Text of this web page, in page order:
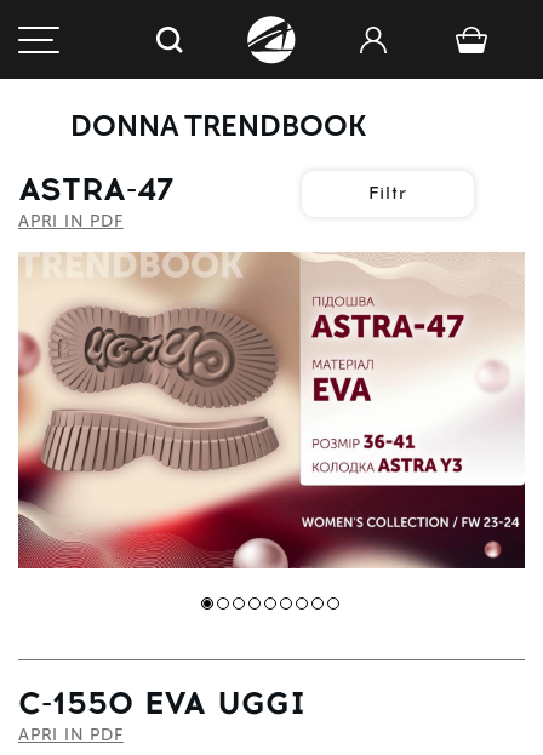
DONNA TRENDBOOK
Filtr
ASTRA-47
APRI IN PDF
C-1550 EVA UGGI
APRI IN PDF